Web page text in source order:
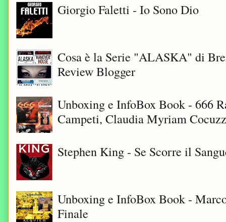
Giorgio Faletti - Io Sono Dio
Cosa è la Serie "ALASKA" di
Review Blogger
Unboxing e InfoBox Book - 666
Campeti, Claudia Myriam
Stephen King - Se Scorre il
Unboxing e InfoBox Book -
Finale